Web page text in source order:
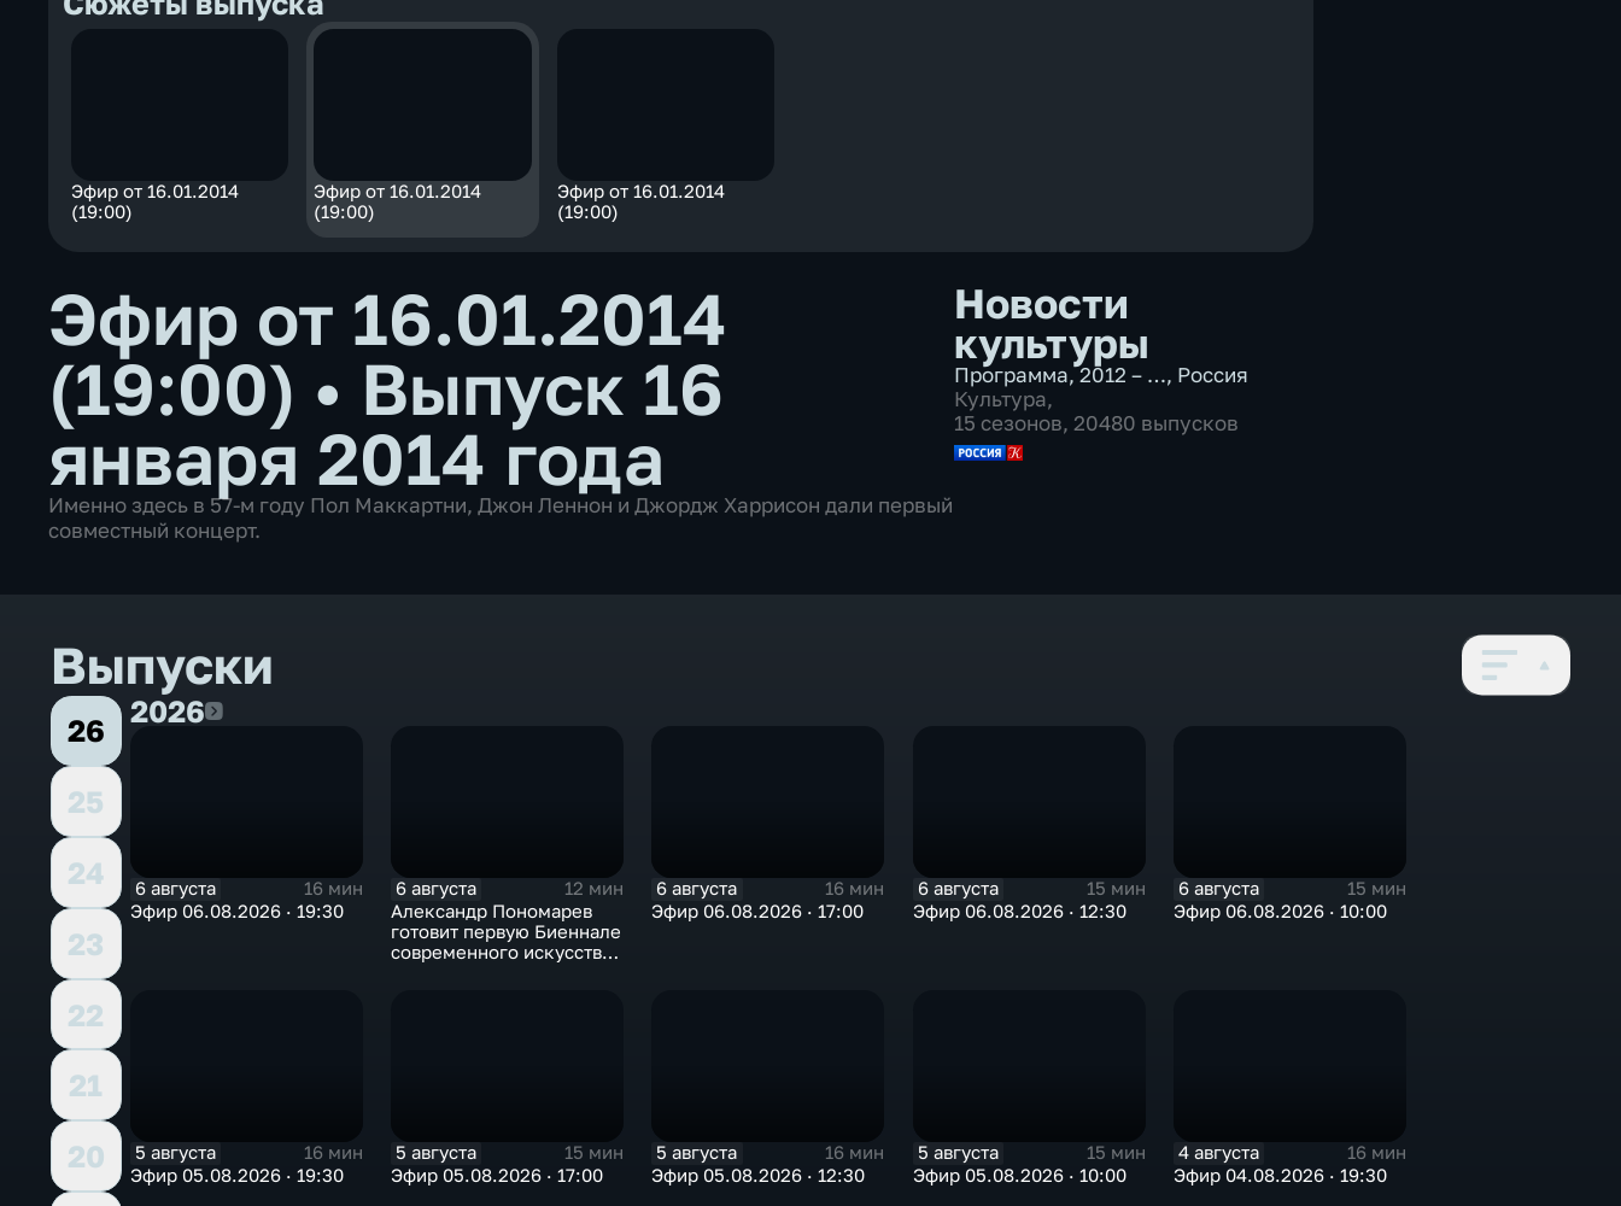
Эфир от 16.01.2014
(19:00)
Эфир от 16.01.2014
(19:00)
Эфир от 16.01.2014
(19:00)
Эфир от 16.01.2014
(19:00) • Выпуск 16
января 2014 года
Именно здесь в 57-м году Пол Маккартни, Джон Леннон и Джордж Харрисон дали первый
совместный концерт.
Новости
культуры
Программа,2012 – …, Россия
Культура,
15 сезонов, 20480 выпусков
Выпуски
26
25
24
23
22
21
20
20262026
6 августа
16 мин
Эфир 06.08.2026 · 19:30
6 августа
12 мин
Александр Пономарев
готовит первую Биеннале
современного искусства
6 августа
16 мин
Эфир 06.08.2026 · 17:00
6 августа
15 мин
Эфир 06.08.2026 · 12:30
6 августа
15 мин
Эфир 06.08.2026 · 10:00
5 августа
16 мин
Эфир 05.08.2026 · 19:30
5 августа
15 мин
Эфир 05.08.2026 · 17:00
5 августа
16 мин
Эфир 05.08.2026 · 12:30
5 августа
15 мин
Эфир 05.08.2026 · 10:00
4 августа
16 мин
Эфир 04.08.2026 · 19:30